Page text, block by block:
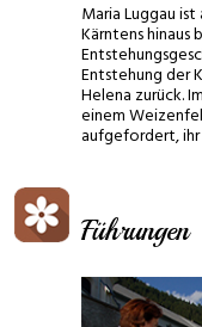
Maria Luggau
Kärntens hinaus
Entstehung der
Helena zurück.
einem
aufgefordert, ihr
Führungen